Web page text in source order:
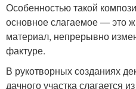
Особенностью такой
основное слагаемое — это
материал, непрерывно
фактуре.
В рукотворных созданиях
дачного участка слагается